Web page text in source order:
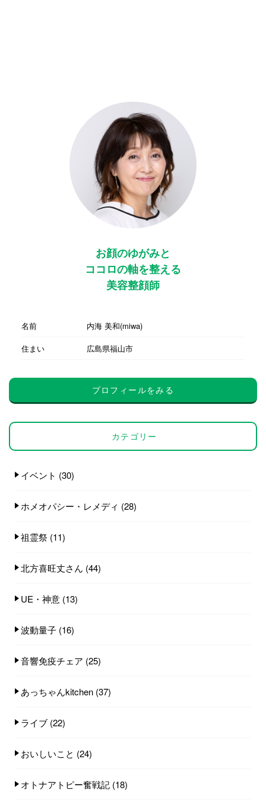
お顔のゆがみと
ココロの軸を整える
美容整顔師
名前
内海 美和(miwa)
住まい
広島県福山市
プロフィールをみる
カテゴリー
イベント (30)
ホメオパシー・レメディ (28)
祖霊祭 (11)
北方喜旺丈さん (44)
UE・神意 (13)
波動量子 (16)
音響免疫チェア (25)
あっちゃんkitchen (37)
ライブ (22)
おいしいこと (24)
オトナアトピー奮戦記 (18)